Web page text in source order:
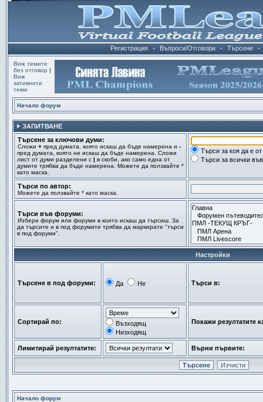
Регистрация • Въпроси/Отговори • Търсене •
Виж темите
без отговор |
Виж
активните
теми
Начало форум
ЗАПИТВАНЕ
Търсене за ключови думи:
Сложи + пред думата, която искаш да бъде намерена и -
пред думата, която не искаш да бъде намерена. Сложи
лист от думи разделени с | в скоби, ако само една от
думите трябва да бъде намерена. Можете да ползвайте *
като маска.
Търси за коя да е
Търси за всички
Търси по автор:
Можете да ползвайте * като маска.
Търси във форуми:
Избери форум или форуми в които искаш да търсиш. За
да търсите и в под форумите трябва да маркирате "търси
в под форуми".
Настройки
Търсене в под форуми: Да Не Търси в:
Сортирай по:
Възходящ
Низходящ
Покажи резултатите
Лимитирай резултатите: Върни първите:
Начало форум